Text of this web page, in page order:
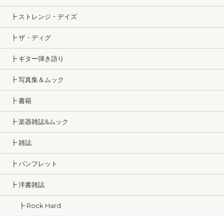
┣ ストレンジ・デイズ
┣ ザ・ディグ
┣ ギター弾き語り
┣ 写真集＆ムック
┣ 書籍
┣ 楽器雑誌&ムック
┣ 雑誌
┣ パンフレット
┣ 洋書雑誌
┣ Rock Hard